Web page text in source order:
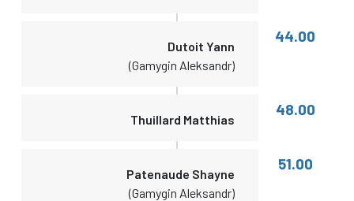
Dutoit Yann
(Gamygin Aleksandr)
44.00
Thuillard Matthias
48.00
Patenaude Shayne
(Gamygin Aleksandr)
51.00